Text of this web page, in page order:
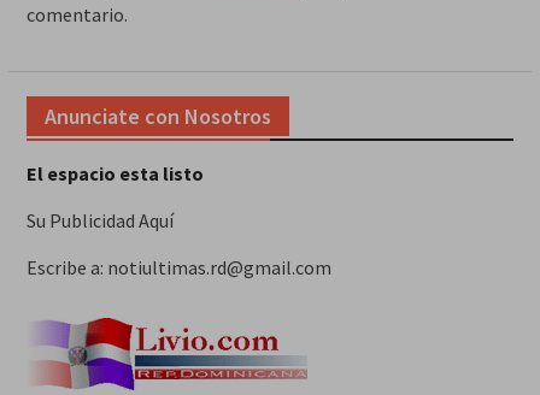
comentario.
Anunciate con Nosotros
El espacio esta listo
Su Publicidad Aquí
Escribe a: notiultimas.rd@gmail.com